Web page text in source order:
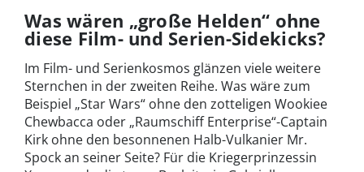
Was wären „große Helden“ ohne
diese Film- und Serien-Sidekicks?
Im Film- und Serienkosmos glänzen viele weitere
Sternchen in der zweiten Reihe. Was wäre zum
Beispiel „Star Wars“ ohne den zotteligen Wookiee
Chewbacca oder „Raumschiff Enterprise“-Captain
Kirk ohne den besonnenen Halb-Vulkanier Mr.
Spock an seiner Seite? Für die Kriegerprinzessin